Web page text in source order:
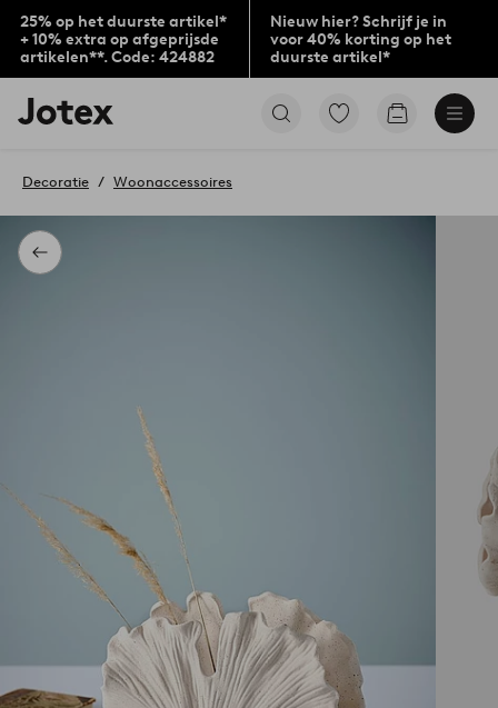
25% op het duurste artikel*
+ 10% extra op afgeprijsde
artikelen**. Code: 424882
Nieuw hier? Schrijf je in
voor 40% korting op het
duurste artikel*
Jotex
logo
to
home
page
Ga
Go
Terug
Decoratie Woonaccessoires